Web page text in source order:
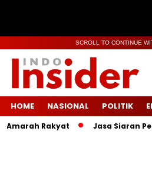
SCROLL TO CONTINUE
HOME NASIONAL POLITIK
Rakyat Jasa Siaran Pers